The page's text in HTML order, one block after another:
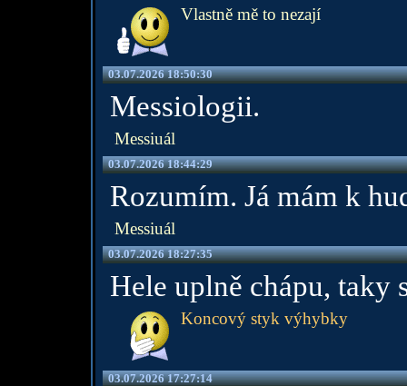
Vlastně mě to nezají
03.07.2026 18:50:30
Messiologii.
Messiuál
03.07.2026 18:44:29
Rozumím. Já mám k
Messiuál
03.07.2026 18:27:35
Hele uplně chápu, taky
Koncový styk výhybky
03.07.2026 17:27:14